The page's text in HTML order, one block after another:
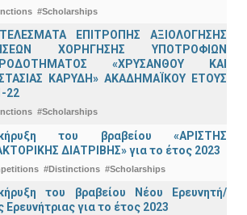
#Scholarships
ΕΠΙΤΡΟΠΗΣ ΑΞΙΟΛΟΓΗΣΗΣ
ΧΟΡΗΓΗΣΗΣ ΥΠΟΤΡΟΦΙΩΝ
«ΧΡΥΣΑΝΘΟΥ ΚΑΙ
ΚΑΡΥΔΗ» ΑΚΑΔΗΜΑΪΚΟΥ ΕΤΟΥΣ
22
#Scholarships
του βραβείου «ΑΡΙΣΤΗΣ
ΔΙΑΤΡΙΒΗΣ» για το έτος 2023
#Distinctions #Scholarships
του βραβείου Νέου Ερευνητή/
Ερευνήτριας για το έτος 2023